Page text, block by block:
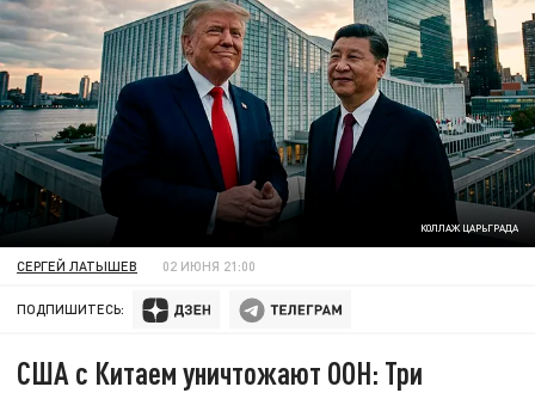
КОЛЛАЖ ЦАРЬГРАДА
СЕРГЕЙ ЛАТЫШЕВ 02 ИЮНЯ 21:00
ПОДПИШИТЕСЬ:
США с Китаем уничтожают ООН: Три